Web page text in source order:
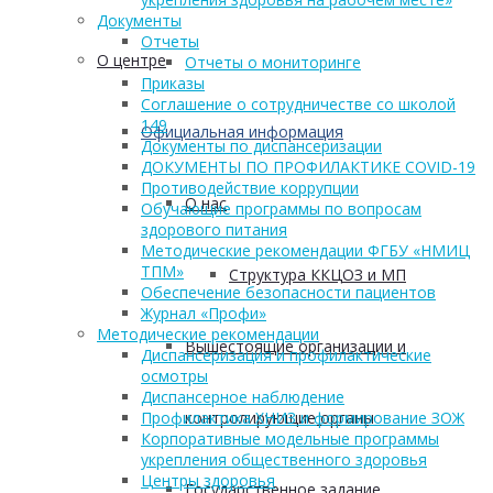
О центре
Официальная информация
О нас
Структура ККЦОЗ и МП
Вышестоящие организации и
контролирующие органы
Документы
Отчеты
Отчеты о мониторинге
Приказы
Соглашение о сотрудничестве со школой
149
Документы по диспансеризации
ДОКУМЕНТЫ ПО ПРОФИЛАКТИКЕ COVID-19
Противодействие коррупции
Обучающие программы по вопросам
здорового питания
Методические рекомендации ФГБУ «НМИЦ
ТПМ»
Обеспечение безопасности пациентов
Журнал «Профи»
Методические рекомендации
Диспансеризация и профилактические
осмотры
Диспансерное наблюдение
Профилактика ХНИЗ и формирование ЗОЖ
Корпоративные модельные программы
укрепления общественного здоровья
Центры здоровья